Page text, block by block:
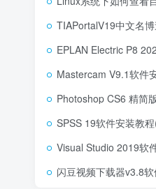
TIAPortalV19中文名博途软件
EPLAN Electric P8 2024软件安
Mastercam V9.1软件安装
Photoshop CS6 精简版软件
SPSS 19软件安装教
Visual Studio 2019软件安
闪豆视频下载器v3.8软件安